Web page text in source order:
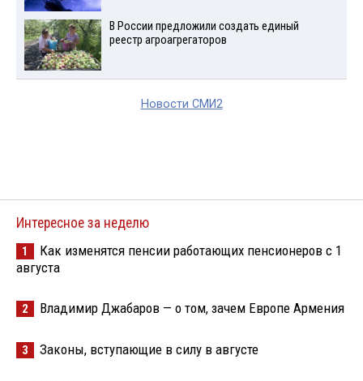
В России предложили создать единый
реестр агроагрегаторов
Новости СМИ2
Интересное за неделю
1
Как изменятся пенсии работающих пенсионеров с 1
августа
2 Владимир Джабаров — о том, зачем Европе Армения
3 Законы, вступающие в силу в августе